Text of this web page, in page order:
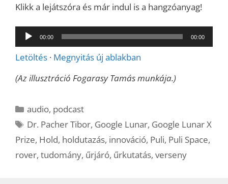
Klikk a lejátszóra és már indul is a hangzóanyag!
Audió
lejátszó
00:00 00:00
Letöltés · Megnyitás új ablakban
(Az illusztráció Fogarasy Tamás munkája.)
Kategória
audio, podcast
Címkék
Dr. Pacher Tibor, Google Lunar, Google Lunar X
Prize, Hold, holdutazás, innováció, Puli, Puli Space,
rover, tudomány, űrjáró, űrkutatás, verseny